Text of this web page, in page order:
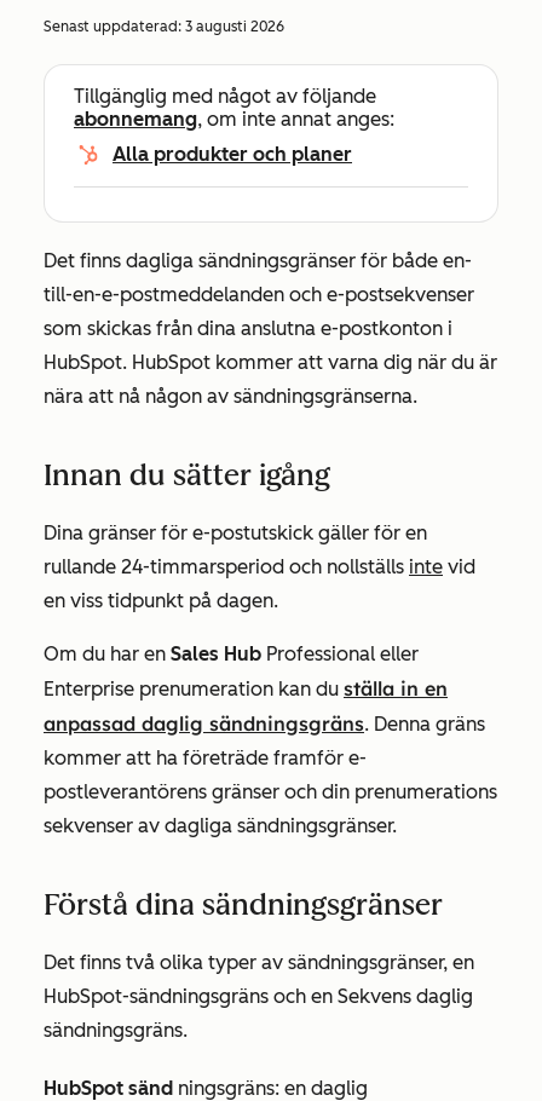
Senast uppdaterad: 3 augusti 2026
Tillgänglig med något av följande
abonnemang, om inte annat anges:
Alla produkter och planer
Det finns dagliga sändningsgränser för både en-
till-en-e-postmeddelanden och e-postsekvenser
som skickas från dina anslutna e-postkonton i
HubSpot. HubSpot kommer att varna dig när du är
nära att nå någon av sändningsgränserna.
Innan du sätter igång
Dina gränser för e-postutskick gäller för en
rullande 24-timmarsperiod och nollställs inte vid
en viss tidpunkt på dagen.
Om du har en Sales Hub Professional eller
Enterprise prenumeration kan du ställa in en
anpassad daglig sändningsgräns. Denna gräns
kommer att ha företräde framför e-
postleverantörens gränser och din prenumerations
sekvenser av dagliga sändningsgränser.
Förstå dina sändningsgränser
Det finns två olika typer av sändningsgränser, en
HubSpot-sändningsgräns och en Sekvens daglig
sändningsgräns.
HubSpot sänd ningsgräns: en daglig